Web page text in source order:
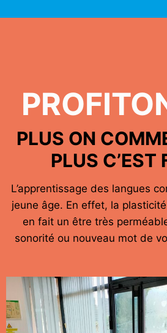
PLUS ON
PLUS C’EST
L’apprentissage des langues
jeune âge. En effet, la
en fait un être très
sonorité ou nouveau mot de